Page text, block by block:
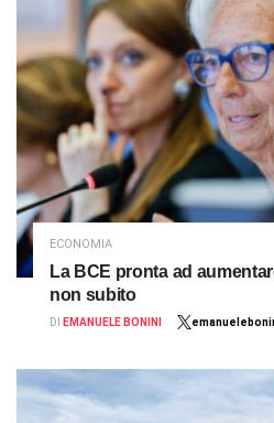
ECONOMIA
La BCE pronta ad
non subito
DI EMANUELE BONINI